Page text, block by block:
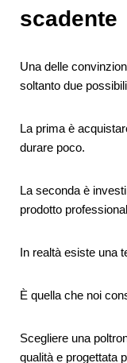
scadente
Una delle
soltanto due
La prima è
durare poco.
La seconda è
prodotto
In realtà esiste una
È quella che noi
Scegliere una
qualità e progettata